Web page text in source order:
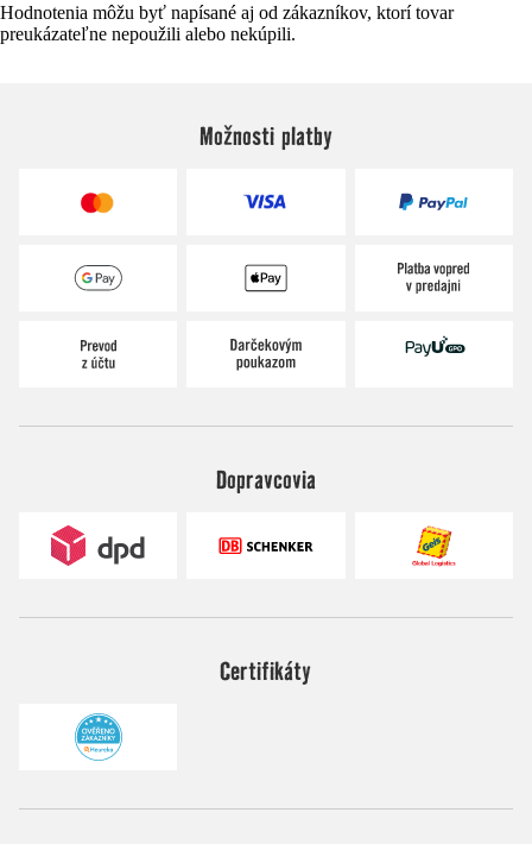
Hodnotenia môžu byť napísané aj od zákazníkov, ktorí tovar
preukázateľne nepoužili alebo nekúpili.
Možnosti platby
Dopravcovia
Certifikáty